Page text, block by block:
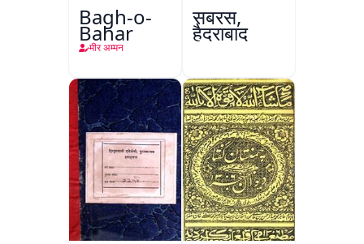
Bagh-o-
Bahar
मीर अम्मन
सबरस,
हैदराबाद